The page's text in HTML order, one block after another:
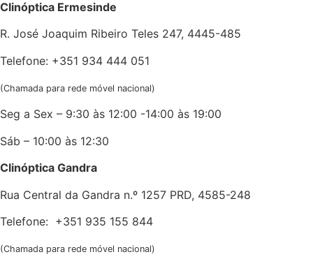
Clinóptica Ermesinde
R. José Joaquim Ribeiro Teles 247, 4445-485
Telefone: +351 934 444 051
(Chamada para rede móvel nacional)
Seg a Sex – 9:30 às 12:00 -14:00 às 19:00
Sáb – 10:00 às 12:30
Clinóptica Gandra
Rua Central da Gandra n.º 1257 PRD, 4585-248
Telefone: +351 935 155 844
(Chamada para rede móvel nacional)